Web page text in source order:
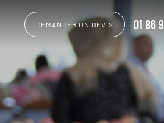
DEMANDER UN DEVIS 01 86